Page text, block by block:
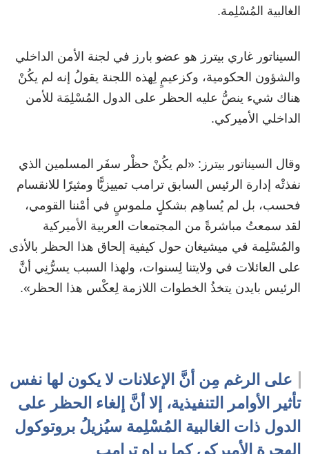
الغالبية المُسْلِمة.
السيناتور غاري بيترز هو عضو بارز في لجنة الأمن الداخلي
والشؤون الحكومية، وكزعيمٍ لِهذه اللجنة يقولُ إنه لم يكُنْ
هناك شيء ينصُّ عليه الحظر على الدول المُسْلِمَة للأمن
الداخلي الأميركي.
وقال السيناتور بيترز: «لم يكُنْ حظْر سفَر المسلمين الذي
نفذتْه إدارة الرئيس السابق ترامب تمييزيًّا ومثيرًا للانقسام
فحسب، بل لم يُساهِم بشكلٍ ملموسٍ في أمْننا القومي،
لقد سمعتُ مباشرةً من المجتمعات العربية الأميركية
والمُسْلِمة في ميشيغان حول كيفية إلحاق هذا الحظر بالأذى
على العائلات في ولايتنا لِسنوات، ولهذا السبب يسرُّنِي أنَّ
الرئيس بايدن يتخذُ الخطوات اللازمة لِعكْس هذا الحظر».
على الرغم مِن أنَّ الإعلانات لا يكون لها نفس
تأثير الأوامر التنفيذية، إلا أنَّ إلغاء الحظر على
الدول ذات الغالبية المُسْلِمة سيُزيلُ بروتوكول
الهجرة الأميركي كما يراه ترامب